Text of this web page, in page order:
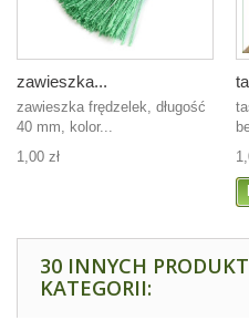
zawieszka...
zawieszka frędzelek, długość
40 mm, kolor...
1,00 zł
30 INNYCH
KATEGORII: